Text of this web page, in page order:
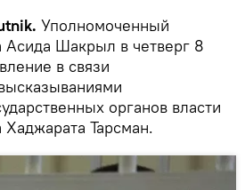
Уполномоченный
Асида Шакрыл в четверг 8
в связи
органов власти
Тарсман.